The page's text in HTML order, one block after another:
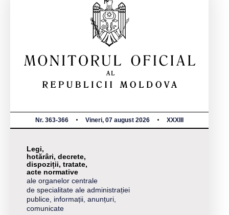
Nr. 363-366 Vineri, 07 august 2026 XXXIII
Legi,
hotărâri, decrete,
dispoziții, tratate,
acte normative
ale organelor centrale
de specialitate ale administrației
publice, informații, anunțuri,
comunicate